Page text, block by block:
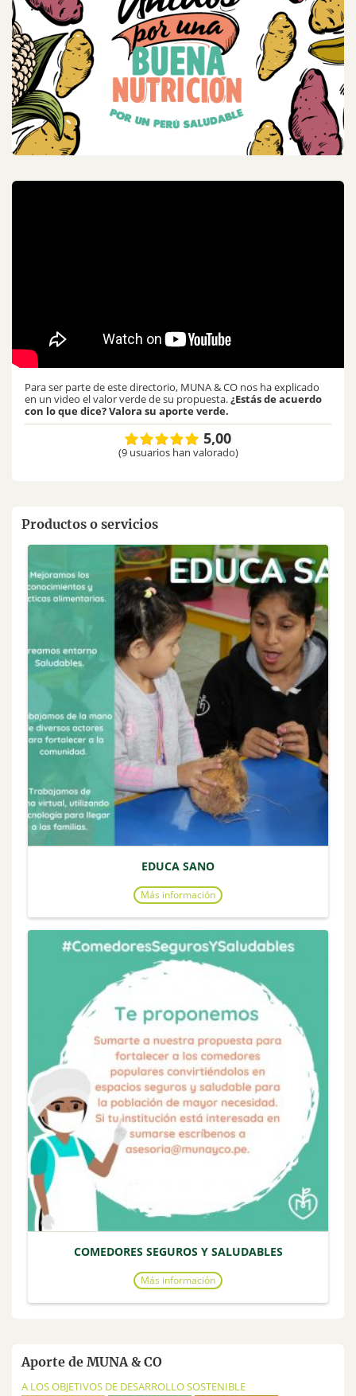
Para ser parte de este directorio, MUNA & CO nos ha explicado
en un video el valor verde de su propuesta.¿Estás de acuerdo
con lo que dice? Valora su aporte verde.
5,00
(9 usuarios han valorado)
Productos o servicios
EDUCA SANO
Más información
COMEDORES SEGUROS Y SALUDABLES
Más información
Aporte de MUNA & CO
A LOS OBJETIVOS DE DESARROLLO SOSTENIBLE